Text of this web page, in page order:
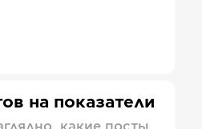
на показатели